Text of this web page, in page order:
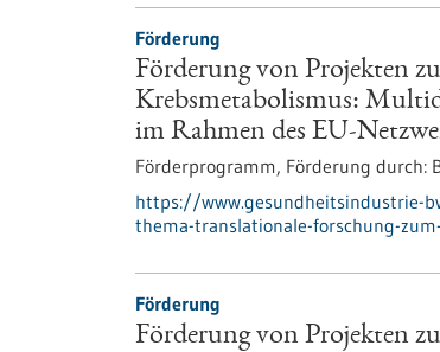
Förderung
Förderung von Projekten
Krebsmetabolismus:
im Rahmen des EU-
Förderprogramm, Förderung durch:
https://www.gesundheitsindustrie-
thema-translationale-forschung-
Förderung
Förderung von Projekten